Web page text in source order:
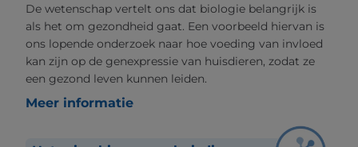
De wetenschap vertelt ons dat biologie belangrijk is
als het om gezondheid gaat. Een voorbeeld hiervan is
ons lopende onderzoek naar hoe voeding van invloed
kan zijn op de genexpressie van huisdieren, zodat ze
een gezond leven kunnen leiden.
Meer informatie